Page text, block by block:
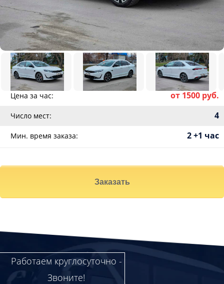
Цена за час: от 1500 руб.
Число мест: 4
Мин. время заказа: 2 +1 час
Заказать
Работаем круглосуточно -
Звоните!